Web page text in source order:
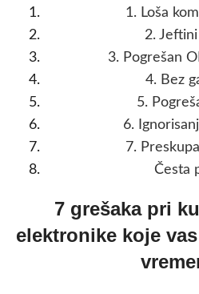
1. Loša
2.
3. Pogrešan
4. Bez
5.
6.
7.
Česta
7 grešaka pri
elektronike koje